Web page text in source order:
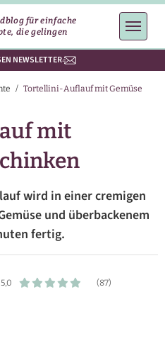
für einfache
die gelingen
NEWSLETTER
/ Tortellini-Auflauf mit Gemüse
mit
wird in einer cremigen
und überbackenem
fertig.
5,0 (87)